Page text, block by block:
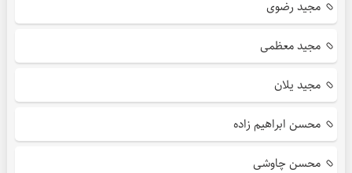
مجید رضوی
مجید معظمی
مجید یلان
محسن ابراهیم زاده
محسن چاوشی